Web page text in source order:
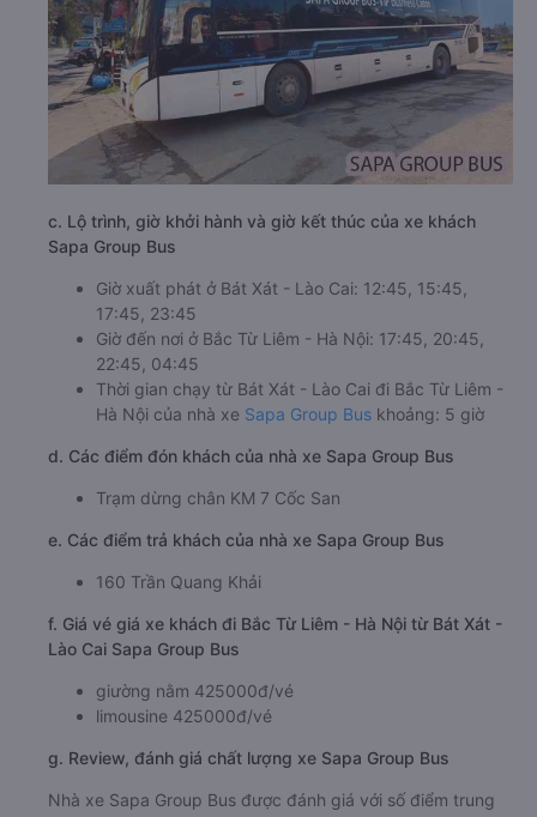
c. Lộ trình, giờ khởi hành và giờ kết thúc của xe khách
Sapa Group Bus
Giờ xuất phát ở Bát Xát - Lào Cai: 12:45, 15:45,
17:45, 23:45
Giờ đến nơi ở Bắc Từ Liêm - Hà Nội: 17:45, 20:45,
22:45, 04:45
Thời gian chạy từ Bát Xát - Lào Cai đi Bắc Từ Liêm -
Hà Nội của nhà xe Sapa Group Bus khoảng: 5 giờ
d. Các điểm đón khách của nhà xe Sapa Group Bus
Trạm dừng chân KM 7 Cốc San
e. Các điểm trả khách của nhà xe Sapa Group Bus
160 Trần Quang Khải
f. Giá vé giá xe khách đi Bắc Từ Liêm - Hà Nội từ Bát Xát -
Lào Cai Sapa Group Bus
giường nằm 425000đ/vé
limousine 425000đ/vé
g. Review, đánh giá chất lượng xe Sapa Group Bus
Nhà xe Sapa Group Bus được đánh giá với số điểm trung